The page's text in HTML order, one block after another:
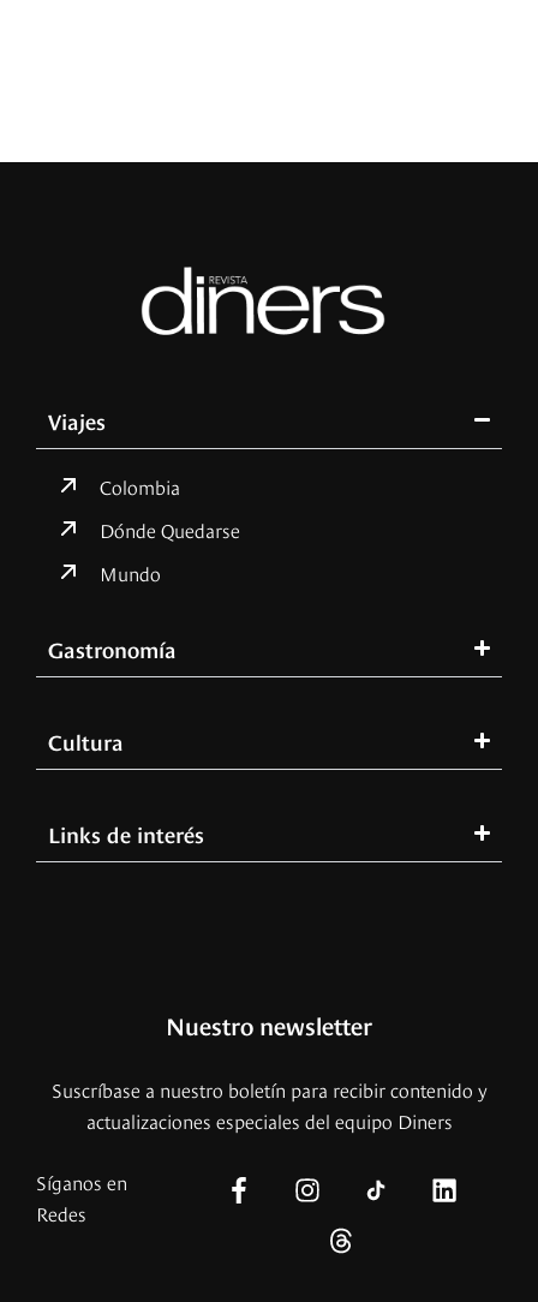
Viajes
Colombia
Dónde Quedarse
Mundo
Gastronomía
Cultura
Links de interés
Nuestro newsletter
Suscríbase a nuestro boletín para recibir contenido y
actualizaciones especiales del equipo Diners
Síganos en
Redes